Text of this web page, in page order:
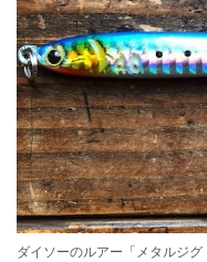
ダイソーのルアー「メタルジ